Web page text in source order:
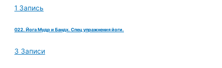
1 Запись
022. Йога Мудр и Бандх. Спец упражнения йоги.
3 Записи